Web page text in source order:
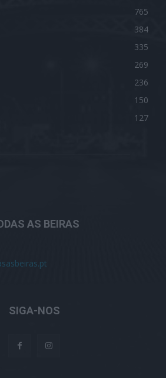
765
384
335
269
236
150
127
AS BEIRAS
SIGA-NOS